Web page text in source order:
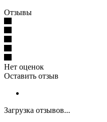
Отзывы
Нет оценок
Оставить отзыв
Загрузка отзывов...